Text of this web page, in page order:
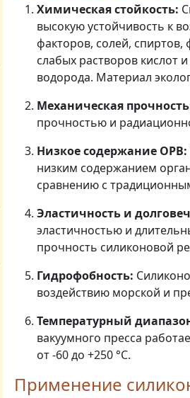
Химическая стойкость:
высокую устойчивость к
факторов, солей,
слабых растворов кислот
водорода. Материал
Механическая
прочностью и
Низкое содержание ОРВ:
низким содержанием
сравнению с
Эластичность и
эластичностью и
прочность силиконовой
Гидрофобность:
воздействию морской и
Температурный
вакуумного пресса
от -60 до +250 °C.
Применение